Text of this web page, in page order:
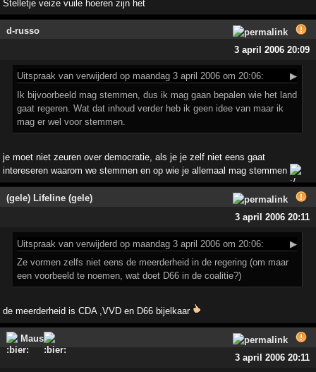
Stelletje veize vuile hoeren zijn het
d-russo
3 april 2006 20:09
Uitspraak van verwijderd op maandag 3 april 2006 om 20:06:
▶
Ik bijvoorbeeld mag stemmen, dus ik mag gaan bepalen wie het land
gaat regeren. Wat dat inhoud verder heb ik geen idee van maar ik
mag er wel voor stemmen.
je moet niet zeuren over democratie, als je je zelf niet eens gaat
intereseren waarom we stemmen en op wie je allemaal mag stemmen
(gele) Lifeline (gele)
3 april 2006 20:11
Uitspraak van verwijderd op maandag 3 april 2006 om 20:06:
▶
Ze vormen zelfs niet eens de meerderheid in de regering (om maar
een voorbeeld te noemen, wat doet D66 in de coalitie?)
de meerderheid is CDA ,VVD en D66 bijelkaar
Maus
3 april 2006 20:11